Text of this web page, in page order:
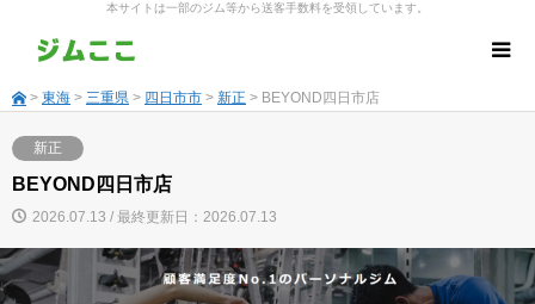
本サイトは一部のジム等から送客手数料を受領しています。
> 東海 > 三重県 > 四日市市 > 新正 > BEYOND四日市店
新正
BEYOND四日市店
2026.07.13 / 最終更新日：2026.07.13